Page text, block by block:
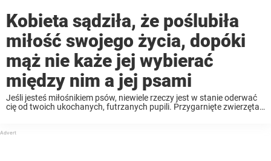
Kobieta sądziła, że poślubiła
miłość swojego życia, dopóki
mąż nie każe jej wybierać
między nim a jej psami
Jeśli jesteś miłośnikiem psów, niewiele rzeczy jest w stanie oderwać
cię od twoich ukochanych, futrzanych pupili. Przygarnięte zwierzęta